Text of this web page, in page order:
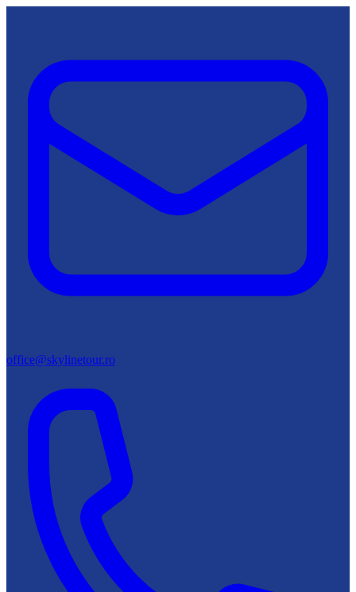
office@skylinetour.ro